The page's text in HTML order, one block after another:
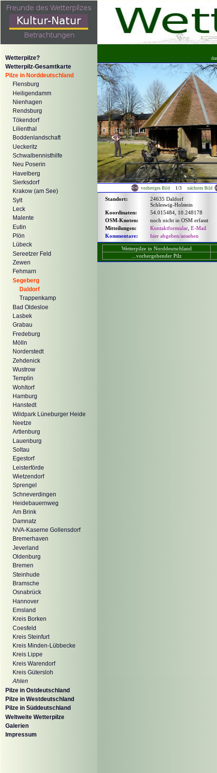
Wetterpilze?
Wetterpilz-Gesamtkarte
Pilze in Norddeutschland
Flensburg
Heiligendamm
Nienhagen
Rendsburg
Tökendorf
Lilienthal
Boddenlandschaft
Ueckeritz
Schwalbennisthilfe
Neu Poserin
Havelberg
Sierksdorf
Krakow (am See)
Sylt
Leck
Malente
Eutin
Plön
Lübeck
Sereetzer Feld
Zewen
Fehmarn
Segeberg
Daldorf
Trappenkamp
Bad Oldesloe
Lasbek
Grabau
Fredeburg
Mölln
Norderstedt
Zehdenick
Wustrow
Templin
Wohltorf
Hamburg
Hanstedt
Wildpark Lüneburger Heide
Neetze
Artlenburg
Lauenburg
Soltau
Egestorf
Leisterförde
Wietzendorf
Sprengel
Schneverdingen
Heidebauernweg
Am Brink
Damnatz
NVA-Kaserne Gollensdorf
Bremerhaven
Jeverland
Oldenburg
Bremen
Steinhude
Bramsche
Osnabrück
Hannover
Emsland
Kreis Borken
Coesfeld
Kreis Steinfurt
Kreis Minden-Lübbecke
Kreis Lippe
Kreis Warendorf
Kreis Gütersloh
Ahlen
Pilze in Ostdeutschland
Pilze in Westdeutschland
Pilze in Süddeutschland
Weltweite Wetterpilze
Galerien
Impressum
vorheriges Bild 1/3 nächstes Bild
Standort:
24635 Daldorf
Schleswig-Holstein
Koordinaten:
54.015484, 10.248178
OSM-Knoten:
noch nicht in OSM erfasst
Mitteilungen:
Kontaktformular E-Mail
Kommentare:
hier abgeben/ansehen
Wetterpilze in Norddeutschland
...vorhergehender Pilz